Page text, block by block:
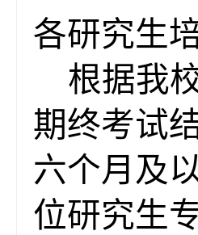
各研究生
根据我
期终考试
六个月及
位研究生